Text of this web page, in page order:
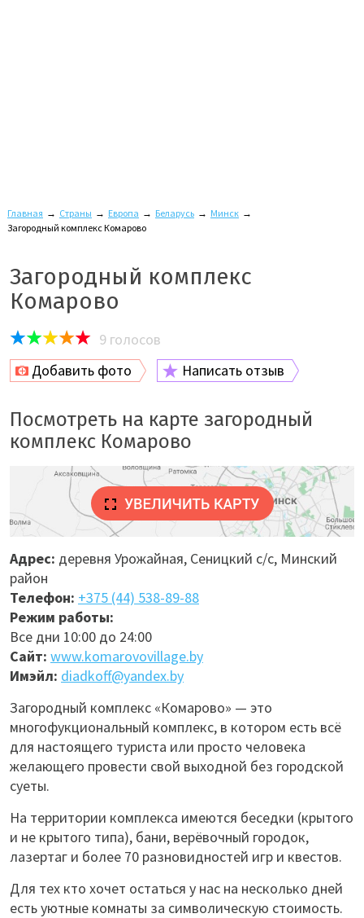
Главная → Страны → Европа → Беларусь → Минск →
Загородный комплекс Комарово
Загородный комплекс
Комарово
9 голосов
Добавить фото
Написать отзыв
Посмотреть на карте загородный
комплекс Комарово
Адрес: деревня Урожайная, Сеницкий с/с, Минский
район
Телефон: +375 (44) 538-89-88
Режим работы:
Все дни 10:00 до 24:00
Сайт: www.komarovovillage.by
Имэйл: diadkoff@yandex.by
Загородный комплекс «Комарово» — это
многофукциональный комплекс, в котором есть всё
для настоящего туриста или просто человека
желающего провести свой выходной без городской
суеты.
На территории комплекса имеются беседки (крытого
и не крытого типа), бани, верёвочный городок,
лазертаг и более 70 разновидностей игр и квестов.
Для тех кто хочет остаться у нас на несколько дней
есть уютные комнаты за символическую стоимость.